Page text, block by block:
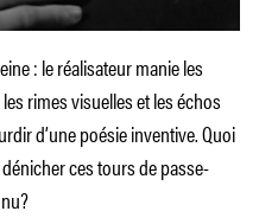
: le réalisateur manie les
rimes visuelles et les échos
d’une poésie inventive. Quoi
ces tours de passe-